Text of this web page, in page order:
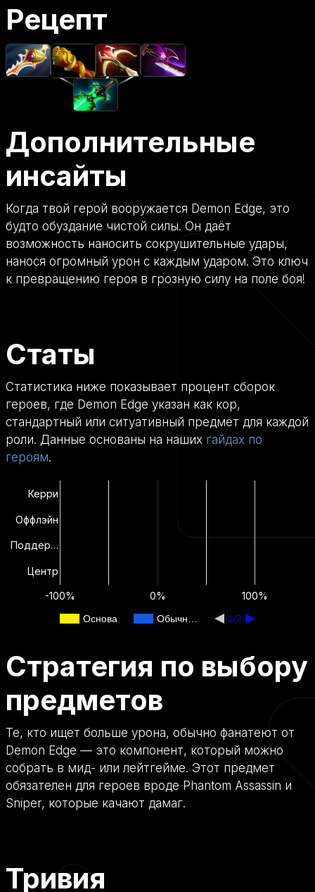
Рецепт
Дополнительные
инсайты
Когда твой герой вооружается Demon Edge, это
будто обуздание чистой силы. Он даёт
возможность наносить сокрушительные удары,
нанося огромный урон с каждым ударом. Это ключ
к превращению героя в грозную силу на поле боя!
Статы
Статистика ниже показывает процент сборок
героев, где Demon Edge указан как кор,
стандартный или ситуативный предмет для каждой
роли. Данные основаны на наших гайдах по
героям.
Основа Обычн… 1/2
-100% 0% 100%
Керри
Оффлэйн
Поддер…
Центр
Стратегия по выбору
предметов
Те, кто ищет больше урона, обычно фанатеют от
Demon Edge — это компонент, который можно
собрать в мид- или лейтгейме. Этот предмет
обязателен для героев вроде Phantom Assassin и
Sniper, которые качают дамаг.
Тривия